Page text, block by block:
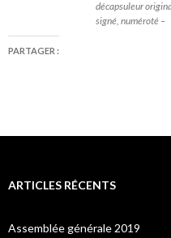
décapsuleur
signé, numéroté –
PARTAGER :
ARTICLES RÉCENTS
Assemblée générale 2019